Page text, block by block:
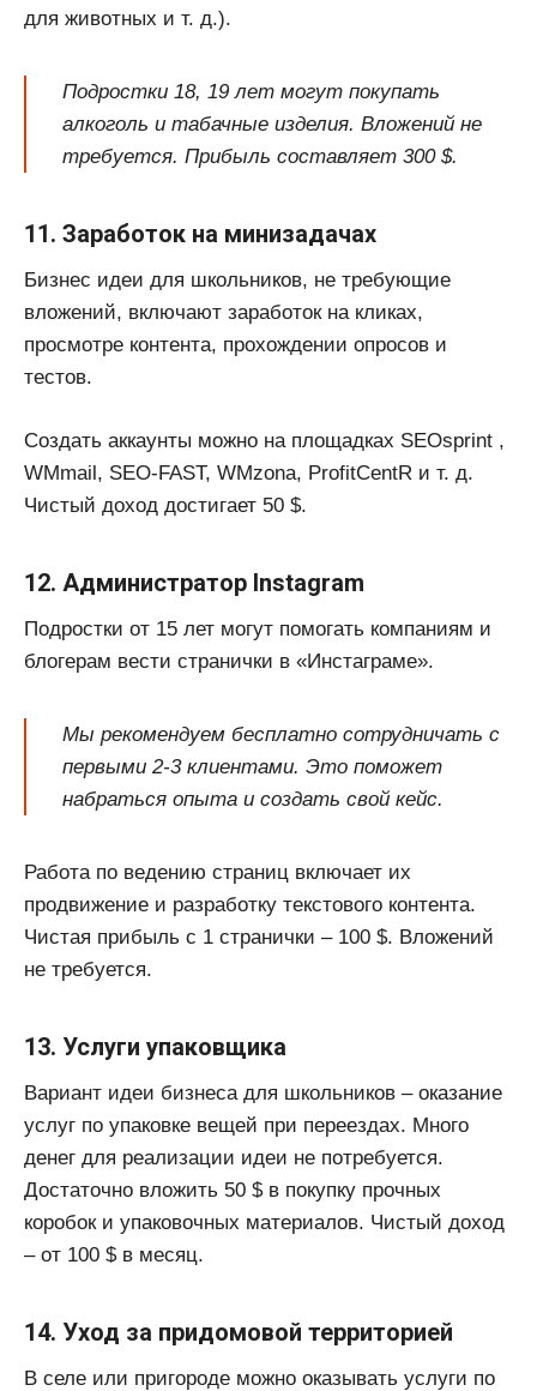
для животных и т. д.).
Подростки 18, 19 лет могут покупать
алкоголь и табачные изделия. Вложений не
требуется. Прибыль составляет 300 $.
11. Заработок на минизадачах
Бизнес идеи для школьников, не требующие
вложений, включают заработок на кликах,
просмотре контента, прохождении опросов и
тестов.
Создать аккаунты можно на площадках SEOsprint ,
WMmail, SEO-FAST, WMzona, ProfitCentR и т. д.
Чистый доход достигает 50 $.
12. Администратор Instagram
Подростки от 15 лет могут помогать компаниям и
блогерам вести странички в «Инстаграме».
Мы рекомендуем бесплатно сотрудничать с
первыми 2-3 клиентами. Это поможет
набраться опыта и создать свой кейс.
Работа по ведению страниц включает их
продвижение и разработку текстового контента.
Чистая прибыль с 1 странички – 100 $. Вложений
не требуется.
13. Услуги упаковщика
Вариант идеи бизнеса для школьников – оказание
услуг по упаковке вещей при переездах. Много
денег для реализации идеи не потребуется.
Достаточно вложить 50 $ в покупку прочных
коробок и упаковочных материалов. Чистый доход
– от 100 $ в месяц.
14. Уход за придомовой территорией
В селе или пригороде можно оказывать услуги по